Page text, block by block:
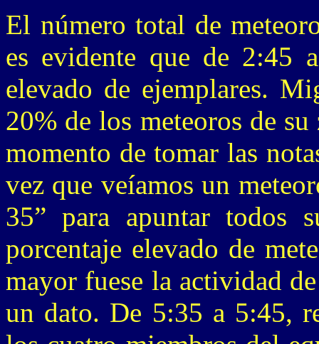
El número total de
es evidente que de 2:45
elevado de ejemplares.
20% de los meteoros de
momento de tomar las
vez que veíamos un
35” para apuntar todos
porcentaje elevado de
mayor fuese la actividad
un dato. De 5:35 a 5:45,